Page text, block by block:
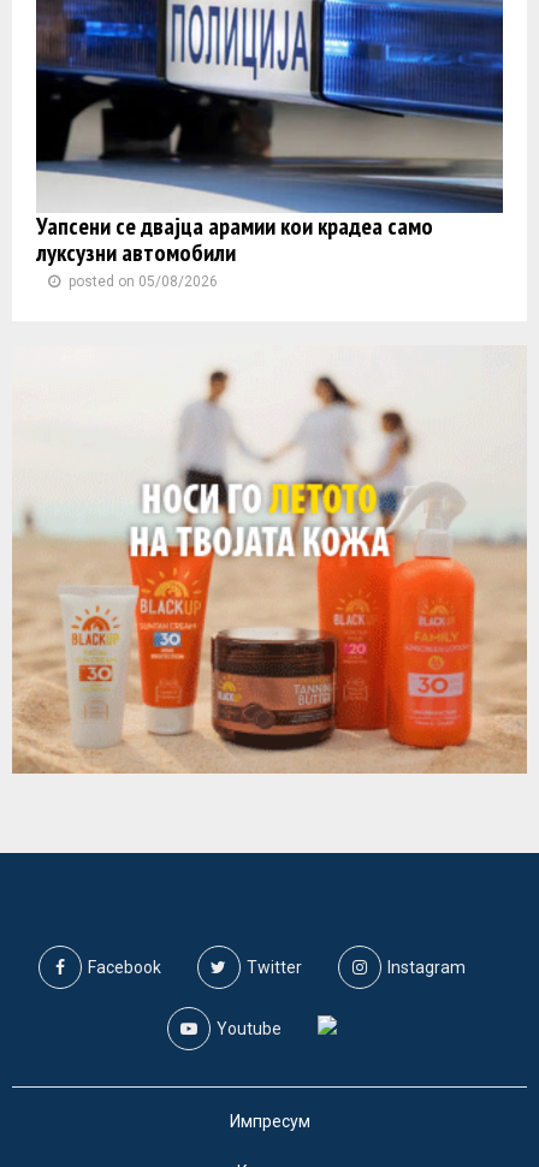
Уапсени се двајца арамии кои крадеа само
луксузни автомобили
posted on 05/08/2026
Facebook Twitter Instagram
Youtube
Импресум